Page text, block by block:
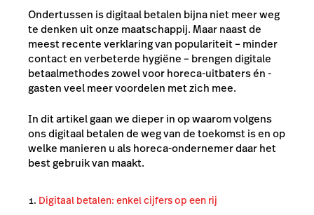
Ondertussen is digitaal betalen bijna niet meer weg
te denken uit onze maatschappij. Maar naast de
meest recente verklaring van populariteit – minder
contact en verbeterde hygiëne – brengen digitale
betaalmethodes zowel voor horeca-uitbaters én -
gasten veel meer voordelen met zich mee.
In dit artikel gaan we dieper in op waarom volgens
ons digitaal betalen de weg van de toekomst is en op
welke manieren u als horeca-ondernemer daar het
best gebruik van maakt.
Digitaal betalen: enkel cijfers op een rij